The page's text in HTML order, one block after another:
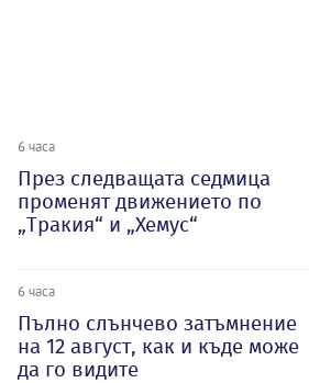
6 часа
През следващата седмица
променят движението по
„Тракия“ и „Хемус“
6 часа
Пълно слънчево затъмнение
на 12 август, как и къде може
да го видите